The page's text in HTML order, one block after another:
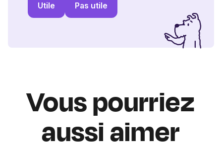
Utile Pas utile
Vous pourriez
aussi aimer